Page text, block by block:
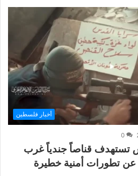
أخبار فلسطين
0
تستهدف قناصاً جندياً غرب
تطورات أمنية خطيرة